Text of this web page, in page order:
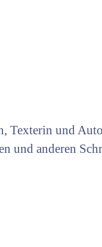
Texterin und
und anderen